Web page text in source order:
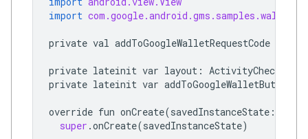
import
private val addToGoogleWalletRequestCode
private lateinit var layout :
private lateinit var addToGoogleWalletButton
override fun onCreate(savedInstanceState :
super .onCreate(savedInstanceState)